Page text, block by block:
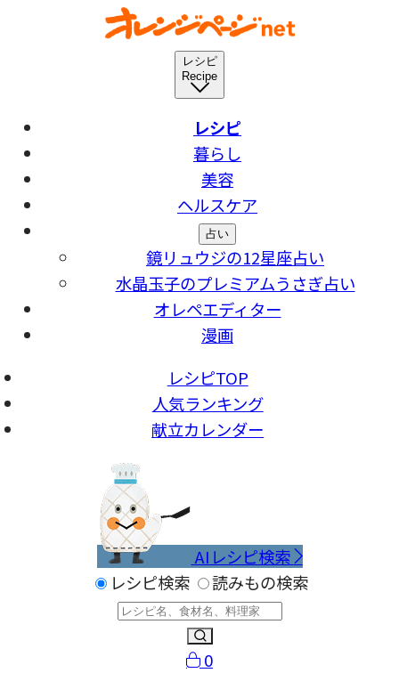
レシピ
Recipe
レシピ
暮らし
美容
ヘルスケア
占い
鏡リュウジの12星座占い
水晶玉子のプレミアムうさぎ占い
オレペエディター
漫画
レシピTOP
人気ランキング
献立カレンダー
AIレシピ検索
レシピ検索
読みもの検索
0